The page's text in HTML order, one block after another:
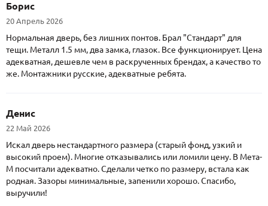
Борис
20 Апрель 2026
Нормальная дверь, без лишних понтов. Брал "Стандарт" для
тещи. Металл 1.5 мм, два замка, глазок. Все функционирует. Цена
адекватная, дешевле чем в раскрученных брендах, а качество то
же. Монтажники русские, адекватные ребята.
Денис
22 Май 2026
Искал дверь нестандартного размера (старый фонд, узкий и
высокий проем). Многие отказывались или ломили цену. В Мета-
М посчитали адекватно. Сделали четко по размеру, встала как
родная. Зазоры минимальные, запенили хорошо. Спасибо,
выручили!